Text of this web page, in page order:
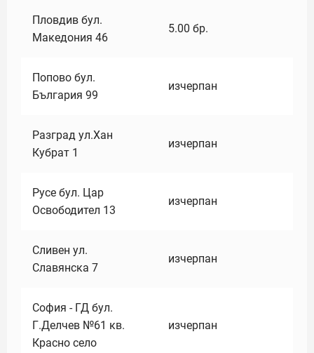
Пловдив бул.
Македония 46
5.00 бр.
Попово бул.
България 99
изчерпан
Разград ул.Хан
Кубрат 1
изчерпан
Русе бул. Цар
Освободител 13
изчерпан
Сливен ул.
Славянска 7
изчерпан
София - ГД бул.
Г.Делчев №61 кв.
Красно село
изчерпан